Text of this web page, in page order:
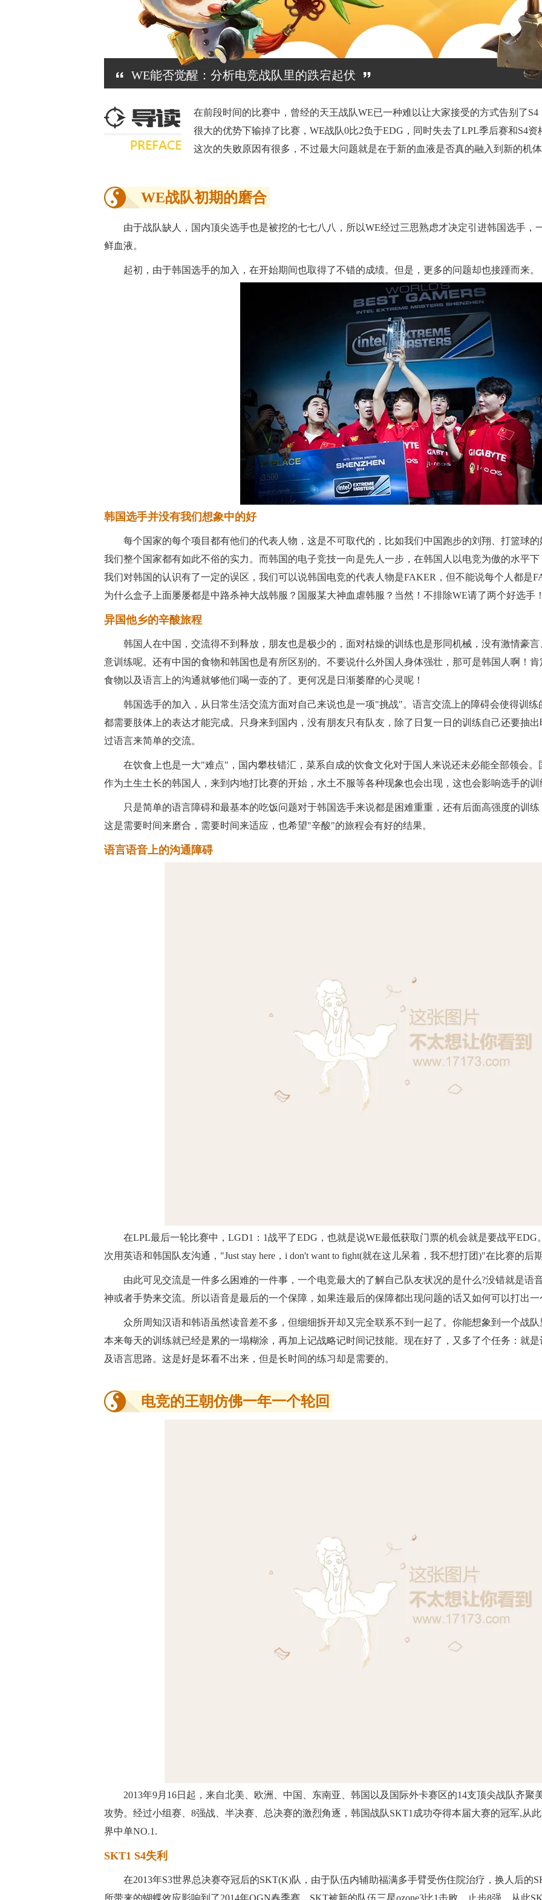
WE能否觉醒：分析电竞战队里的跌宕起伏
在前段时间的比赛中，曾经的天王战队WE已一种难以让大家接受的方式告别了
很大的优势下输掉了比赛，WE战队0比2负于EDG，同时失去了LPL季后赛和S4资
这次的失败原因有很多，不过最大问题就是在于新的血液是否真的融入到新的机体
WE战队初期的磨合
由于战队缺人，国内顶尖选手也是被挖的七七八八，所以WE经过三思熟虑才决定引进韩国选手，
鲜血液。
起初，由于韩国选手的加入，在开始期间也取得了不错的成绩。但是，更多的问题却也接踵而来。
韩国选手并没有我们想象中的好
每个国家的每个项目都有他们的代表人物，这是不可取代的，比如我们中国跑步的刘翔、打篮球
我们整个国家都有如此不俗的实力。而韩国的电子竞技一向是先人一步，在韩国人以电竞为傲的水平
我们对韩国的认识有了一定的误区，我们可以说韩国电竞的代表人物是FAKER，但不能说每个人都是
为什么盒子上面屡屡都是中路杀神大战韩服？国服某大神血虐韩服？当然！不排除WE请了两个好选手！
异国他乡的辛酸旅程
韩国人在中国，交流得不到释放，朋友也是极少的，面对枯燥的训练也是形同机械，没有激情豪
意训练呢。还有中国的食物和韩国也是有所区别的。不要说什么外国人身体强壮，那可是韩国人啊！
食物以及语言上的沟通就够他们喝一壶的了。更何况是日渐萎靡的心灵呢！
韩国选手的加入，从日常生活交流方面对自己来说也是一项"挑战"。语言交流上的障碍会使得训
都需要肢体上的表达才能完成。只身来到国内，没有朋友只有队友，除了日复一日的训练自己还要抽
过语言来简单的交流。
在饮食上也是一大"难点"，国内攀枝错汇，菜系自成的饮食文化对于国人来说还未必能全部领会。
作为土生土长的韩国人，来到内地打比赛的开始，水土不服等各种现象也会出现，这也会影响选手的训
只是简单的语言障碍和最基本的吃饭问题对于韩国选手来说都是困难重重，还有后面高强度的训
这是需要时间来磨合，需要时间来适应，也希望"辛酸"的旅程会有好的结果。
语言语音上的沟通障碍
在LPL最后一轮比赛中，LGD1：1战平了EDG，也就是说WE最低获取门票的机会就是要战平
次用英语和韩国队友沟通，"Just stay here，i don't want to fight(就在这儿呆着，我不想打团)"在比赛的后
由此可见交流是一件多么困难的一件事，一个电竞最大的了解自己队友状况的是什么?没错就是语
神或者手势来交流。所以语音是最后的一个保障，如果连最后的保障都出现问题的话又如何可以打出
众所周知汉语和韩语虽然读音差不多，但细细拆开却又完全联系不到一起了。你能想象到一个战
本来每天的训练就已经是累的一塌糊涂，再加上记战略记时间记技能。现在好了，又多了个任务：就
及语言思路。这是好是坏看不出来，但是长时间的练习却是需要的。
电竞的王朝仿佛一年一个轮回
2013年9月16日起，来自北美、欧洲、中国、东南亚、韩国以及国际外卡赛区的14支顶尖战队齐
攻势。经过小组赛、8强战、半决赛、总决赛的激烈角逐，韩国战队SKT1成功夺得本届大赛的冠军,从
界中单NO.1.
SKT1 S4失利
在2013年S3世界总决赛夺冠后的SKT(K)队，由于队伍内辅助福满多手臂受伤住院治疗，换人后的
所带来的蝴蝶效应影响到了2014年OGN春季赛，SKT被新的队伍三星ozone3比1击败，止步8强，从此